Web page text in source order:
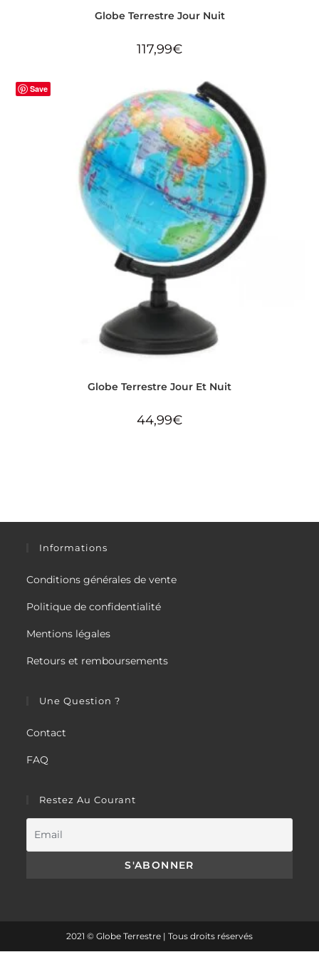
Globe Terrestre Jour Nuit
117,99€
Save
Globe Terrestre Jour Et Nuit
44,99€
Informations
Conditions générales de vente
Politique de confidentialité
Mentions légales
Retours et remboursements
Une Question ?
Contact
FAQ
Restez Au Courant
2021 © Globe Terrestre | Tous droits réservés